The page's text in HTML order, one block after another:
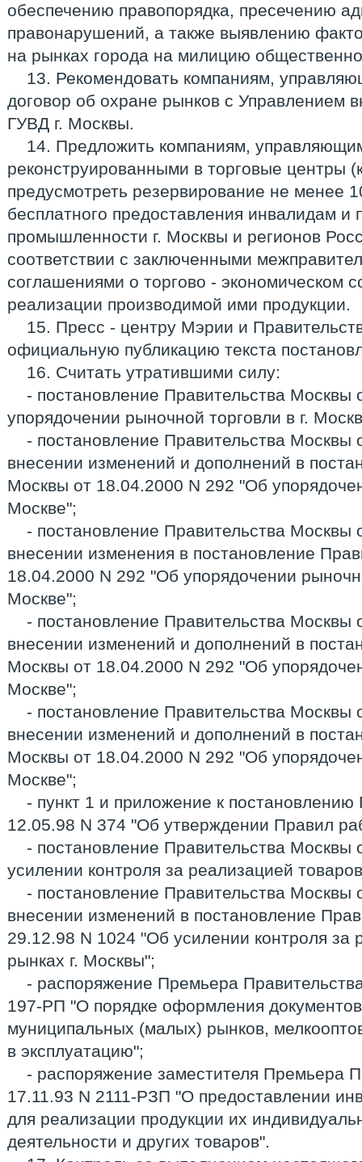
обеспечению правопорядка, пресечению
правонарушений, а также выявлению
на рынках города на милицию
13. Рекомендовать компаниям,
договор об охране рынков с Управлением
ГУВД г. Москвы.
14. Предложить компаниям,
реконструированными в торговые центры
предусмотреть резервирование не менее
бесплатного предоставления инвалидам и
промышленности г. Москвы и регионов
соответствии с заключенными
соглашениями о торгово - экономическом
реализации производимой ими продукции.
15. Пресс - центру Мэрии и
официальную публикацию текста
16. Считать утратившими силу:
- постановление Правительства
упорядочении рыночной торговли в г.
- постановление Правительства Москвы
внесении изменений и дополнений в
Москвы от 18.04.2000 N 292 "Об
Москве";
- постановление Правительства Москвы
внесении изменения в постановление
18.04.2000 N 292 "Об упорядочении
Москве";
- постановление Правительства Москвы
внесении изменений и дополнений в
Москвы от 18.04.2000 N 292 "Об
Москве";
- постановление Правительства Москвы
внесении изменений и дополнений в
Москвы от 18.04.2000 N 292 "Об
Москве";
- пункт 1 и приложение к
12.05.98 N 374 "Об утверждении Правил
- постановление Правительства Москвы
усилении контроля за реализацией
- постановление Правительства Москвы
внесении изменений в постановление
29.12.98 N 1024 "Об усилении контроля за
рынках г. Москвы";
- распоряжение Премьера
197-РП "О порядке оформления
муниципальных (малых) рынков,
в эксплуатацию";
- распоряжение заместителя Премьера
17.11.93 N 2111-РЗП "О предоставлении
для реализации продукции их
деятельности и других товаров".